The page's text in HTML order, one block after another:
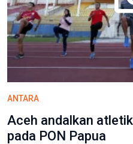
ANTARA
Aceh andalkan
pada PON Papua